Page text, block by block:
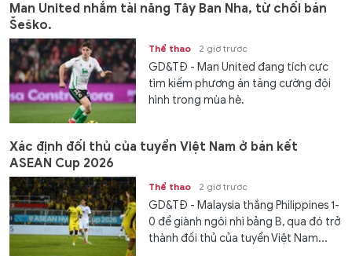
Man United nhắm tài năng Tây Ban Nha, từ chối bán
Šeško.
Thể thao 2 giờ trước
GD&TĐ - Man United đang tích cực
tìm kiếm phương án tăng cường đội
hình trong mùa hè.
Xác định đối thủ của tuyển Việt Nam ở bán kết
ASEAN Cup 2026
Thể thao 2 giờ trước
GD&TĐ - Malaysia thắng Philippines 1-
0 để giành ngôi nhì bảng B, qua đó trở
thành đối thủ của tuyển Việt Nam...